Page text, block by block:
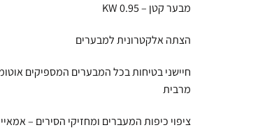
מבער קטן – KW 0.95
הצתה אלקטרונית למבערים
חיישני בטיחות בכל המבערים המספיקים
מרבית
ציפוי כיפות המעברים ומחזיקי הסירים –